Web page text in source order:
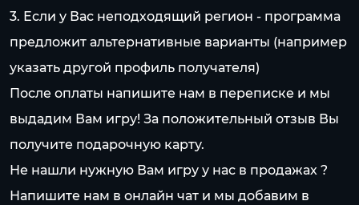
3. Если у Вас неподходящий регион - программа
предложит альтернативные варианты (например
указать другой профиль получателя)
После оплаты напишите нам в переписке и мы
выдадим Вам игру! За положительный отзыв Вы
получите подарочную карту.
Не нашли нужную Вам игру у нас в продажах ?
Напишите нам в онлайн чат и мы добавим в